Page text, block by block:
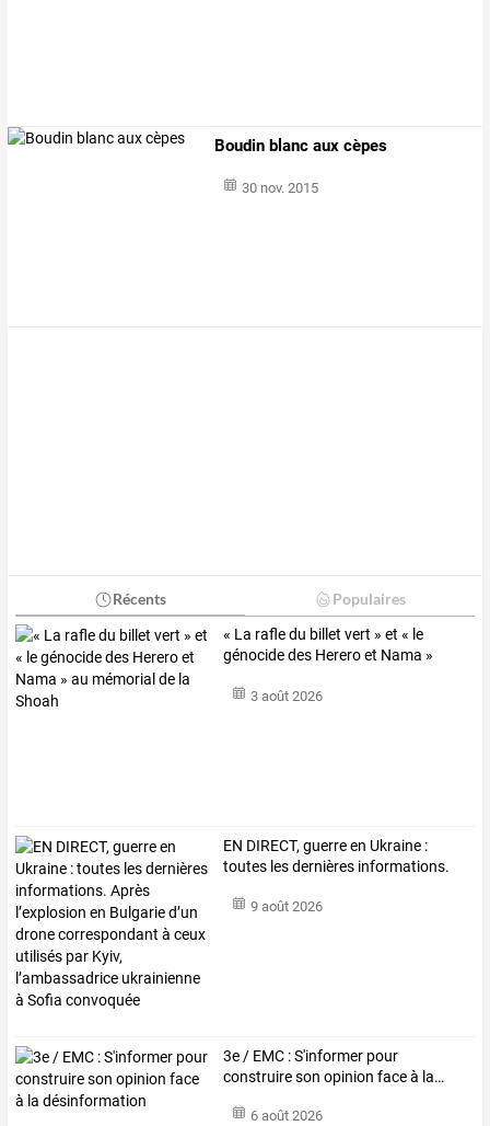
Boudin blanc aux cèpes
30 nov. 2015
Récents Populaires
« La rafledu billet vert » et « le
génocidedes Hereroet Nama »
3 août 2026
EN DIRECT, guerreen Ukraine :
toutes lesdernières informations.
9 août 2026
3e / EMC :S'informer pour
construireson opinion faceà la…
6 août 2026